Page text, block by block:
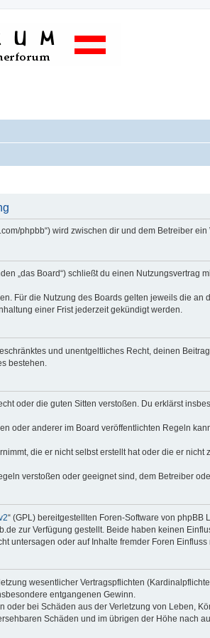
phpbb“) wird zwischen dir und dem Betreiber
„das Board“) schließt du einen Nutzungsvertrag
Für die Nutzung des Boards gelten jeweils die an
einer Frist jederzeit gekündigt werden.
und unentgeltliches Recht, deinen
bestehen.
oder die guten Sitten verstoßen. Du erklärst
oder anderer im Board veröffentlichten Regeln
die er nicht selbst erstellt hat oder die er
verstoßen oder geeignet sind, dem Betreiber
“ (GPL) bereitgestellten Foren-Software von phpBB
zur Verfügung gestellt. Beide haben keinen
untersagen oder auf Inhalte fremder Foren Einfluss
wesentlicher Vertragspflichten
entgangenen Gewinn.
bei Schäden aus der Verletzung von Leben,
Schäden und im übrigen der Höhe nach